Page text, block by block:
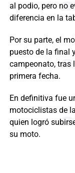
al podio, pero no
diferencia en la
Por su parte, el
puesto de la final
campeonato, tras
primera fecha.
En definitiva fue
motociclistas de
quien logró
su moto.